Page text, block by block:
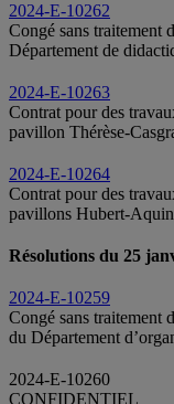
2024-E-10262
Congé sans traitement
Département de
2024-E-10263
Contrat pour des
pavillon Thérèse-
2024-E-10264
Contrat pour des
pavillons Hubert-
Résolutions du 25
2024-E-10259
Congé sans traitement
du Département
2024-E-10260
CONFIDENTIEL